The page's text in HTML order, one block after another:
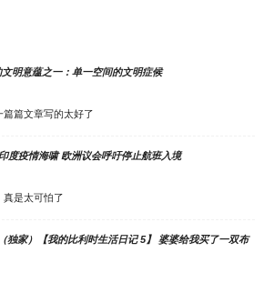
明意蕴之一：单一空间的文明症候
篇篇文章写的太好了
印度疫情海啸 欧洲议会呼吁停止航班入境
真是太可怕了
（独家）【我的比利时生活日记 5】 婆婆给我买了一双布